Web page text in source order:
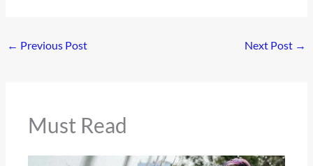
← Previous Post Next Post →
Must Read